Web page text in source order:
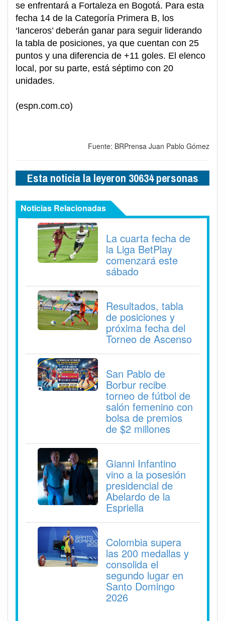
se enfrentará a Fortaleza en Bogotá. Para esta
fecha 14 de la Categoría Primera B, los
‘lanceros’ deberán ganar para seguir liderando
la tabla de posiciones, ya que cuentan con 25
puntos y una diferencia de +11 goles. El elenco
local, por su parte, está séptimo con 20
unidades.
(espn.com.co)
Fuente: BRPrensa Juan Pablo Gómez
Esta noticia la leyeron 30634 personas
Noticias Relacionadas
La cuarta fecha de
la Liga BetPlay
comenzará este
sábado
Resultados, tabla
de posiciones y
próxima fecha del
Torneo de Ascenso
San Pablo de
Borbur recibe
torneo de fútbol de
salón femenino con
bolsa de premios
de $2 millones
Gianni Infantino
vino a la posesión
presidencial de
Abelardo de la
Espriella
Colombia supera
las 200 medallas y
consolida el
segundo lugar en
Santo Domingo
2026